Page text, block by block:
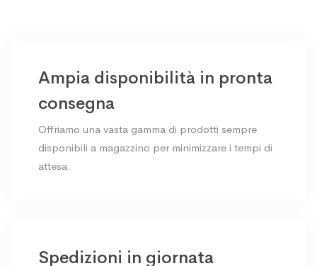
Ampia disponibilità in pronta
consegna
Offriamo una vasta gamma di prodotti sempre
disponibili a magazzino per minimizzare i tempi di
attesa.
Spedizioni in giornata